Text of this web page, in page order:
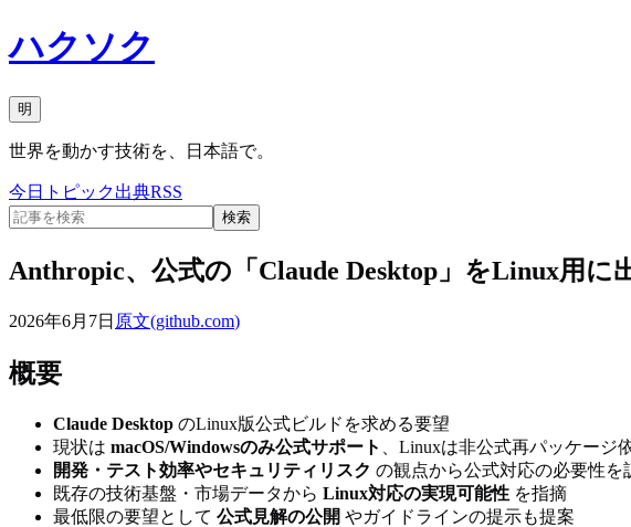
ハクソク
明
世界を動かす技術を、日本語で。
今日 トピック出典RSS
検索
Anthropic、公式の「Claude Desktop」をLinux用に
2026年6月7日 原文(github.com)
概要
Claude Desktop のLinux版公式ビルドを求める要望
現状は macOS/Windowsのみ公式サポート
、Linuxは非公式再パッケージ
開発・テスト効率やセキュリティリスク の観点から公式対応の必要性を
既存の技術基盤・市場データから Linux対応の実現可能性 を指摘
最低限の要望として 公式見解の公開 やガイドラインの提示も提案